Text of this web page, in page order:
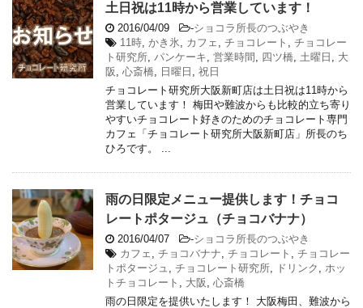
土日祝は11時から営業しています！
2016/04/09 -ショコラ所長のつぶやき
11時, かき氷, カフェ , チョコレート , チョコレー
ト研究所, パンケーキ, 営業時間 , 四ツ橋, 土曜日 , 大
阪 , 心斎橋, 日曜日 , 祝日
チョコレート研究所大阪新町店は土日祝は11時から
営業しています！ 梅田や難波からも比較的立ち寄り
やすいチョコレート好きのためのチョコレート専門
カフェ「チョコレート研究所大阪新町店」所長のち
ひろです。 ...
雨の日限定メニュー提供します！チョコ
レートポタージュ（チョコバナナ）
2016/04/07 -ショコラ所長のつぶやき
カフェ , チョコバナナ, チョコレート , チョコレー
トポタージュ , チョコレート研究所, ドリンク , ホッ
トチョコレート , 大阪 , 心斎橋
雨の日限定を提供いたします！ 大阪梅田、難波から